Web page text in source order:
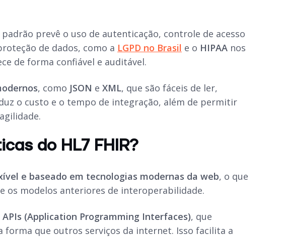
prevê o uso de autenticação, controle de acesso
de dados, como a LGPD no Brasil e o HIPAA nos
de forma confiável e auditável.
, como JSON e XML, que são fáceis de ler,
o custo e o tempo de integração, além de permitir
do HL7 FHIR?
e baseado em tecnologias modernas da web, o que
os modelos anteriores de interoperabilidade.
APIs (Application Programming Interfaces), que
que outros serviços da internet. Isso facilita a